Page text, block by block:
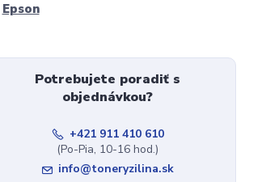
Epson
Potrebujete poradiť s
objednávkou?
+421 911 410 610
(Po-Pia, 10-16 hod.)
info@toneryzilina.sk